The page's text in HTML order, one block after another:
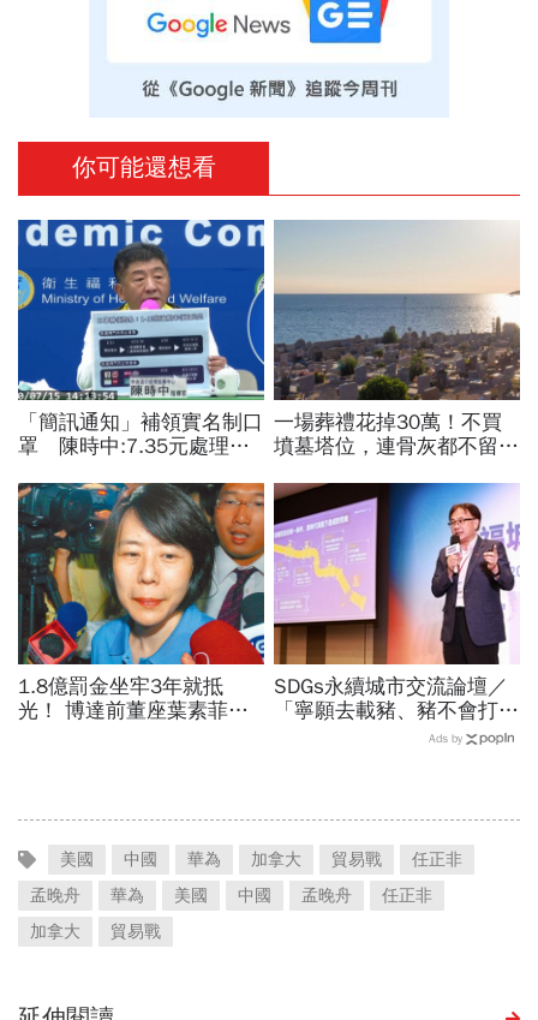
你可能還想看
「簡訊通知」補領實名制口
罩 陳時中:7.35元處理費
一場葬禮花掉30萬！不買
墳墓塔位，連骨灰都不留的
地的重擔解放
1.8億罰金坐牢3年就抵
光！ 博達前董座葉素菲今
SDGs永續城市交流論壇／
「寧願去載豬、豬不會打
1999」翻轉客運司機荒！
Ads by
美國 中國 華為 加拿大 貿易戰
任正非
孟晚舟
華為 美國 中國 孟晚舟
任正非
加拿大
貿易戰